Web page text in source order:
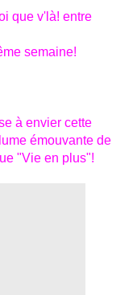
que v'là! entre
semaine!
à envier cette
émouvante de
"Vie en plus"!